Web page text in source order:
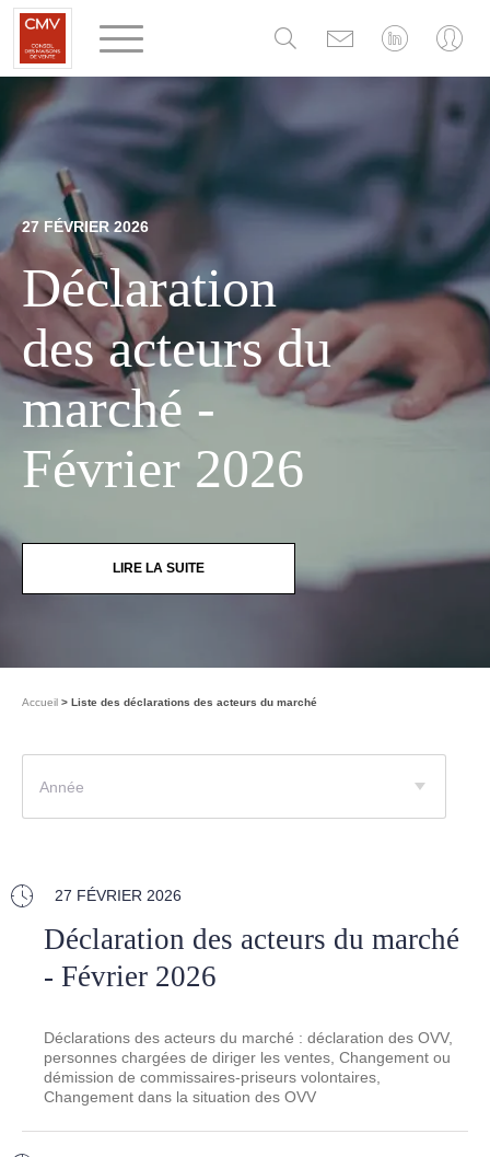
27 FÉVRIER 2026
Déclaration
des acteurs du
marché -
Février 2026
LIRE LA SUITE
Accueil Liste des déclarations des acteurs du marché
Année
27 FÉVRIER 2026
Déclaration des acteurs du marché
- Février 2026
Déclarations des acteurs du marché : déclaration des OVV,
personnes chargées de diriger les ventes, Changement ou
démission de commissaires-priseurs volontaires,
Changement dans la situation des OVV
Panneau de gestion des cookies